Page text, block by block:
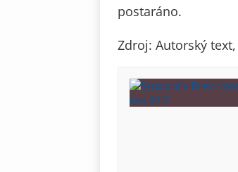
postaráno.
Zdroj: Autorský text,